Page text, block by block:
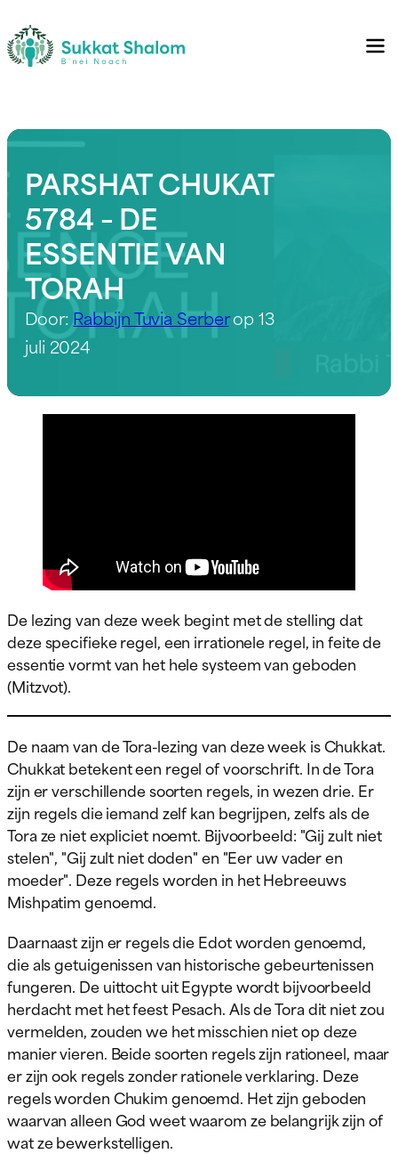
PARSHAT CHUKAT
5784 – DE
ESSENTIE VAN
TORAH
Door: Rabbijn Tuvia Serberop 13
juli 2024
De lezing van deze week begint met de stelling dat
deze specifieke regel, een irrationele regel, in feite de
essentie vormt van het hele systeem van geboden
(Mitzvot).
De naam van de Tora-lezing van deze week is Chukkat.
Chukkat betekent een regel of voorschrift. In de Tora
zijn er verschillende soorten regels, in wezen drie. Er
zijn regels die iemand zelf kan begrijpen, zelfs als de
Tora ze niet expliciet noemt. Bijvoorbeeld: "Gij zult niet
stelen", "Gij zult niet doden" en "Eer uw vader en
moeder". Deze regels worden in het Hebreeuws
Mishpatim genoemd.
Daarnaast zijn er regels die Edot worden genoemd,
die als getuigenissen van historische gebeurtenissen
fungeren. De uittocht uit Egypte wordt bijvoorbeeld
herdacht met het feest Pesach. Als de Tora dit niet zou
vermelden, zouden we het misschien niet op deze
manier vieren. Beide soorten regels zijn rationeel, maar
er zijn ook regels zonder rationele verklaring. Deze
regels worden Chukim genoemd. Het zijn geboden
waarvan alleen God weet waarom ze belangrijk zijn of
wat ze bewerkstelligen.